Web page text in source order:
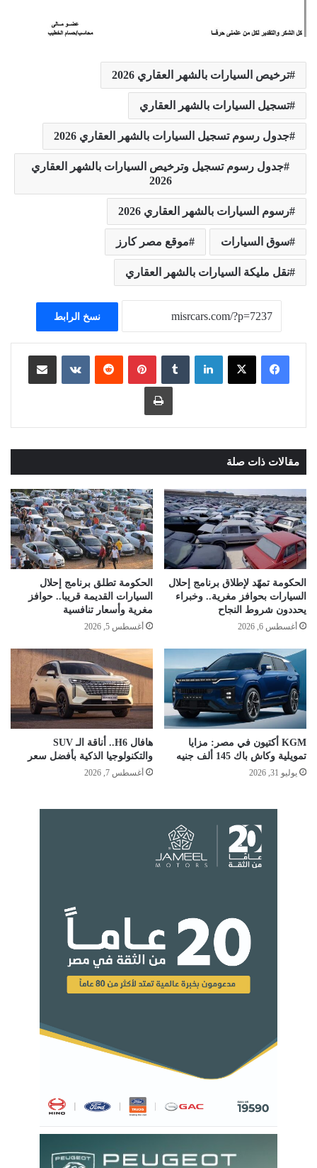
ترخيص السيارات بالشهر العقاري 2026
تسجيل السيارات بالشهر العقاري
جدول رسوم تسجيل السيارات بالشهر العقاري 2026
جدول رسوم تسجيل وترخيص السيارات بالشهر العقاري
2026
رسوم السيارات بالشهر العقاري 2026
سوق السيارات موقع مصر كارز
نقل مليكة السيارات بالشهر العقاري
نسخ الرابط
لينكدإن ‏Tumblr بينتيريست
‏Reddit
‏VKontakte مشاركة عبر البريد
طباعة
مقالات ذات صلة
الحكومة تمهّد لإطلاق برنامج إحلال
السيارات بحوافز مغرية.. وخبراء
يحددون شروط النجاح
أغسطس 6, 2026
الحكومة تطلق برنامج إحلال
السيارات القديمة قريبا.. حوافز
مغرية وأسعار تنافسية
أغسطس 5, 2026
KGM أكتيون في مصر: مزايا
تمويلية وكاش باك 145 ألف جنيه
يوليو 31, 2026
هافال H6.. أناقة الـ SUV
والتكنولوجيا الذكية بأفضل سعر
أغسطس 7, 2026